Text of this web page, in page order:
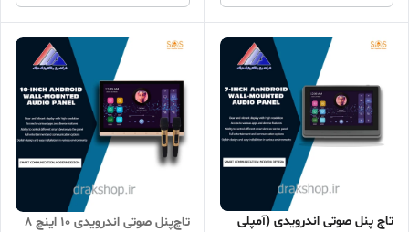
تاچ پنل صوتی اندرویدی (آمپلی
تاچ‌پنل صوتی اندرویدی 10 اینچ 8